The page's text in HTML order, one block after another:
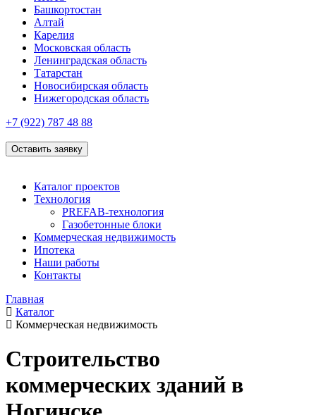
Башкортостан
Алтай
Карелия
Московская область
Ленинградская область
Татарстан
Новосибирская область
Нижегородская область
+7 (922) 787 48 88
Оставить заявку
Каталог проектов
Технология
PREFAB-технология
Газобетонные блоки
Коммерческая недвижимость
Ипотека
Наши работы
Контакты
Главная
Каталог
Коммерческая недвижимость
Строительство
коммерческих зданий в